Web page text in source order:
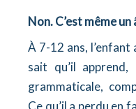
Non. C’est même
À 7-12 ans,
sait qu’il
grammaticale,
Ce qu’il a perdu en